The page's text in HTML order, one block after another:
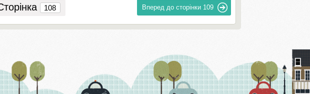
Вперед до сторінки 109